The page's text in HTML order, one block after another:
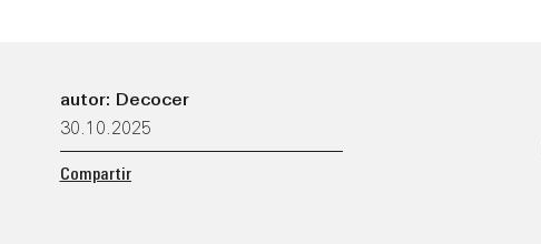
autor: Decocer
30.10.2025
Compartir